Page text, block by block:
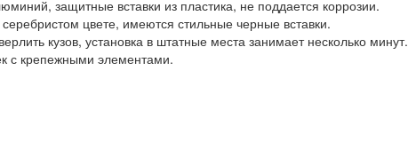
защитные вставки из пластика, не поддается коррозии.
цвете, имеются стильные черные вставки.
кузов, установка в штатные места занимает несколько минут.
с крепежными элементами.